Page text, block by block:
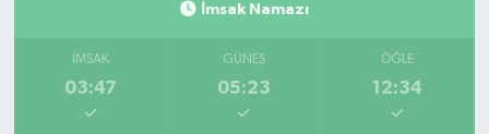
İmsak Namazı
İMSAK
03:47
GÜNEŞ
05:23
ÖĞLE
12:34